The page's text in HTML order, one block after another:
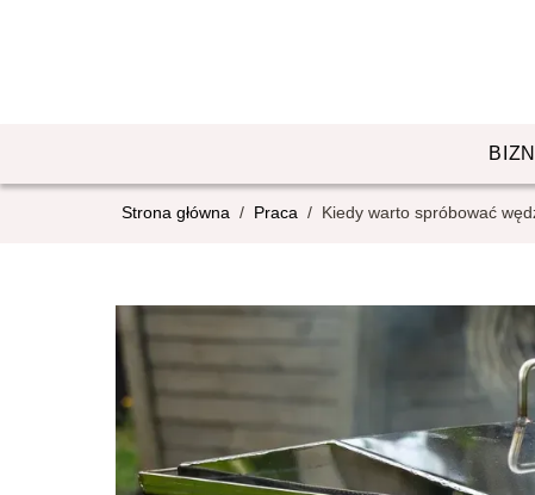
Strona główna / Praca / Kiedy warto spróbować